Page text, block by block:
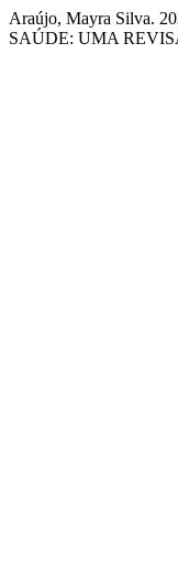
Araújo, Mayra Silva.
SAÚDE: UMA